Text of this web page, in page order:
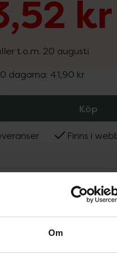
Om
kr
t.o.m. 20 augusti
dagarna: 41,90 kr
Köp
Finns i